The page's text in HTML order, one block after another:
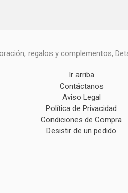
regalos y complementos,
Ir arriba
Contáctanos
Aviso Legal
Política de Privacidad
Condiciones de Compra
Desistir de un pedido